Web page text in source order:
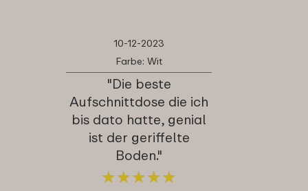
10-12-2023
Farbe: Wit
"Die beste
Aufschnittdose die ich
bis dato hatte, genial
ist der geriffelte
Boden."
★★★★★
★★★★★